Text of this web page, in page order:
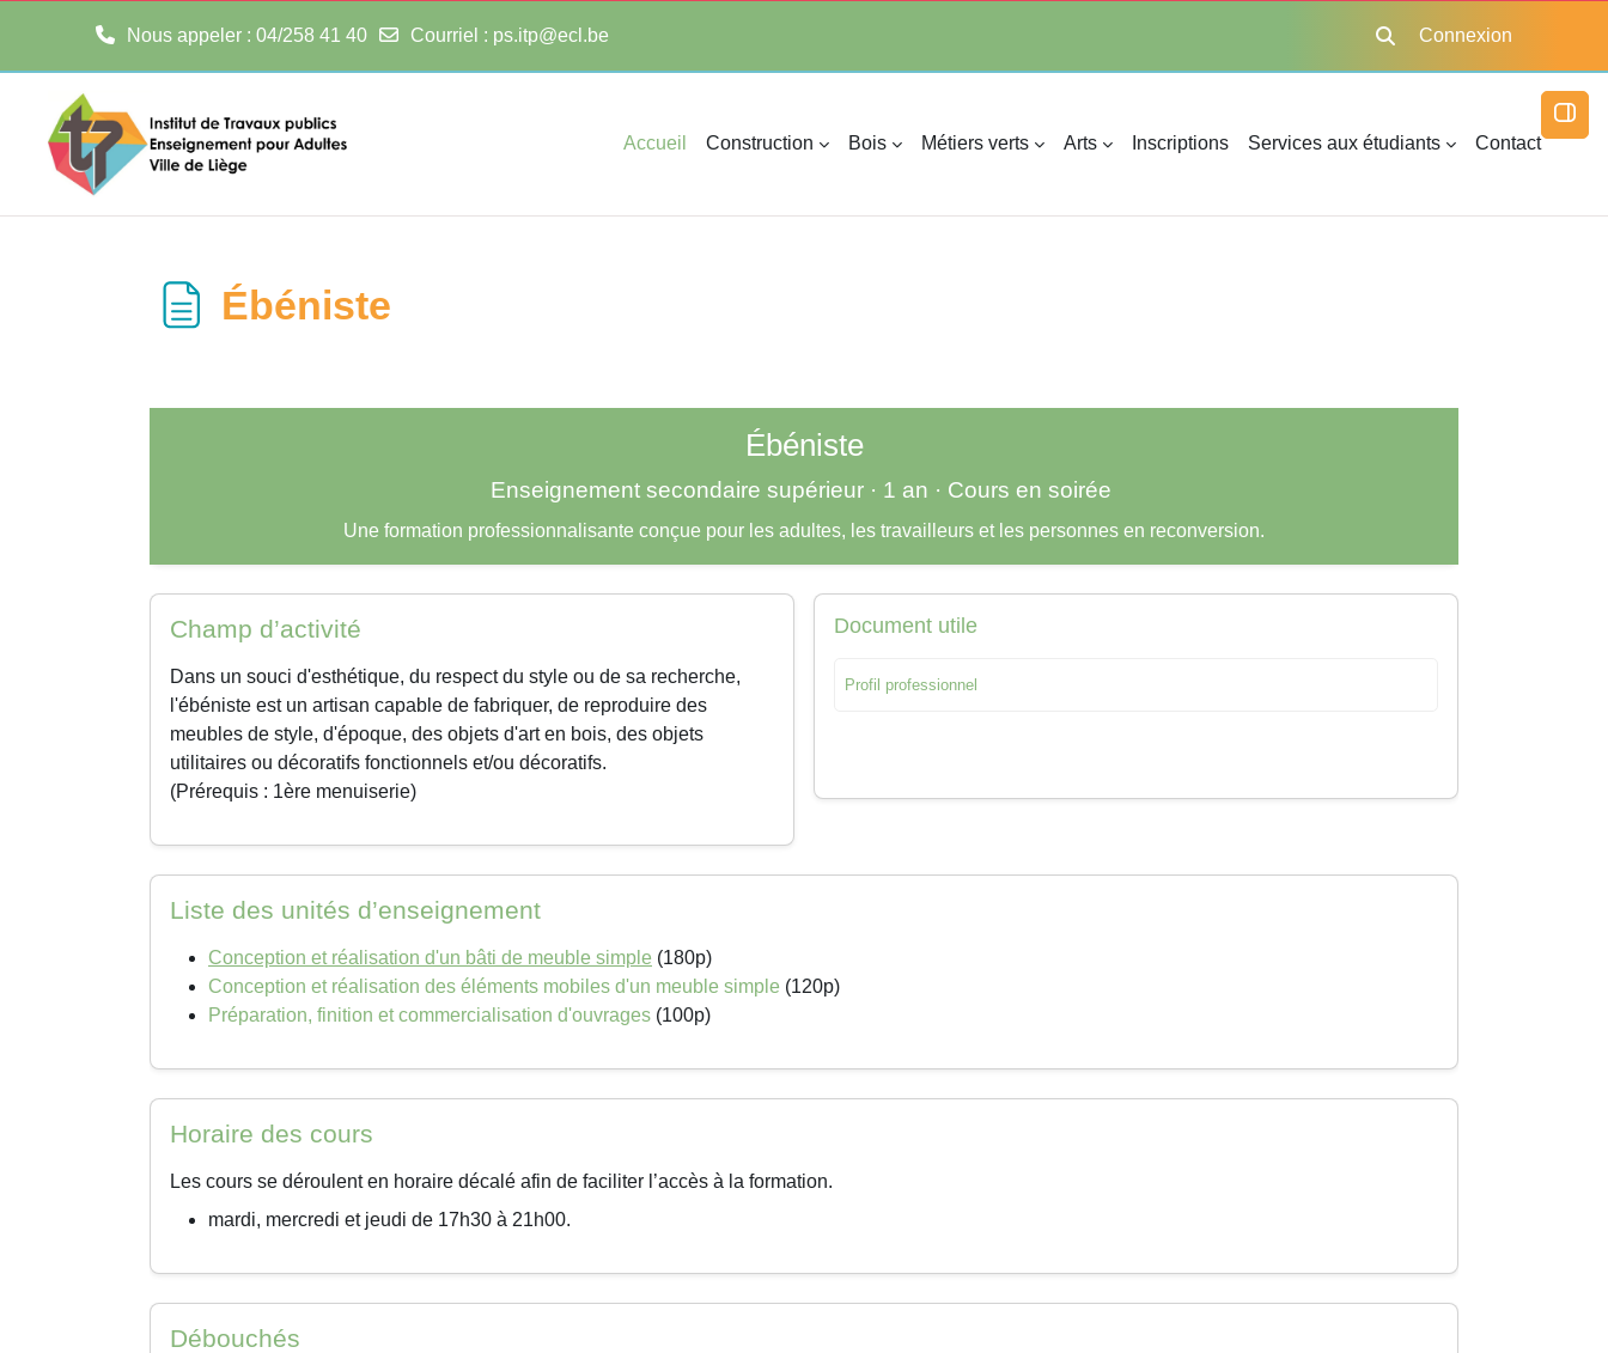
Nous appeler : 04/258 41 40 Courriel : ps.itp@ecl.be
Activer/désactiver la saisie
Connexion
Accueil Construction Bois Métiers verts Arts Inscriptions Services aux étudiants Contact
Ébéniste
Ébéniste
Enseignement secondaire supérieur · 1 an · Cours en soirée
Une formation professionnalisante conçue pour les adultes, les travailleurs et les personnes en reconversion.
Champ d’activité
Dans un souci d'esthétique, du respect du style ou de sa recherche,
l'ébéniste est un artisan capable de fabriquer, de reproduire des
meubles de style, d'époque, des objets d'art en bois, des objets
utilitaires ou décoratifs fonctionnels et/ou décoratifs.
(Prérequis : 1ère menuiserie)
Document utile
Profil professionnel
Liste des unités d’enseignement
Conception et réalisation d'un bâti de meuble simple (180p)
Conception et réalisation des éléments mobiles d'un meuble simple (120p)
Préparation, finition et commercialisation d'ouvrages (100p)
Horaire des cours
Les cours se déroulent en horaire décalé afin de faciliter l’accès à la formation.
mardi, mercredi et jeudi de 17h30 à 21h00.
Débouchés